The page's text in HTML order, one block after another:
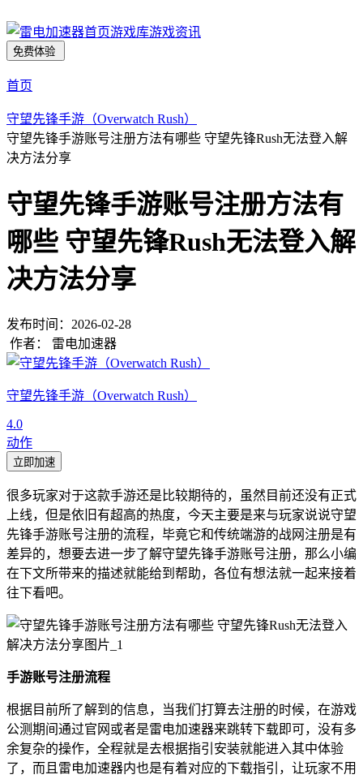
首页游戏库游戏资讯
免费体验
首页
守望先锋手游（Overwatch Rush）
守望先锋手游账号注册方法有哪些 守望先锋Rush无法登入解
决方法分享
守望先锋手游账号注册方法有
哪些 守望先锋Rush无法登入解
决方法分享
发布时间： 2026-02-28
作者： 雷电加速器
守望先锋手游（Overwatch Rush）
4.0
动作
立即加速
很多玩家对于这款手游还是比较期待的，虽然目前还没有正式
上线，但是依旧有超高的热度，今天主要是来与玩家说说守望
先锋手游账号注册的流程，毕竟它和传统端游的战网注册是有
差异的，想要去进一步了解守望先锋手游账号注册，那么小编
在下文所带来的描述就能给到帮助，各位有想法就一起来接着
往下看吧。
手游账号注册流程
根据目前所了解到的信息，当我们打算去注册的时候，在游戏
公测期间通过官网或者是雷电加速器来跳转下载即可，没有多
余复杂的操作，全程就是去根据指引安装就能进入其中体验
了，而且雷电加速器内也是有着对应的下载指引，让玩家不用